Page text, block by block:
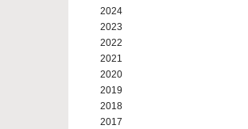
2024
2023
2022
2021
2020
2019
2018
2017